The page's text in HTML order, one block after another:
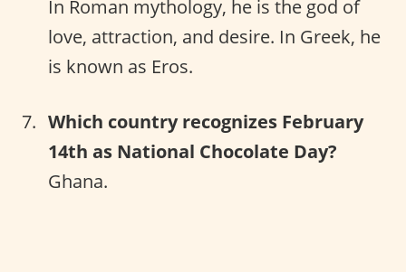
In Roman mythology, he is the god of
love, attraction, and desire. In Greek, he
is known as Eros.
Which country recognizes February
14th as National Chocolate Day?
Ghana.